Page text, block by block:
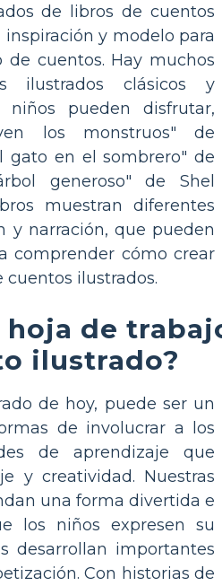
de libros de cuentos
y modelo para
cuentos. Hay muchos
ilustrados clásicos y
pueden disfrutar,
los monstruos" de
gato en el sombrero" de
generoso" de Shel
muestran diferentes
y narración, que pueden
comprender cómo crear
cuentos ilustrados.
hoja de
ilustrado?
de hoy, puede ser un
de involucrar a los
de aprendizaje que
y creatividad. Nuestras
una forma divertida e
los niños expresen su
desarrollan importantes
Con historias de